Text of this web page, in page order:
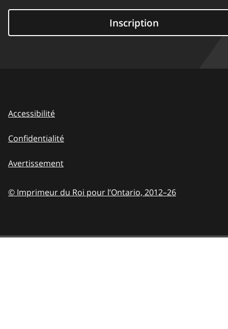
Inscription
Accessibilité
Confidentialité
Avertissement
© Imprimeur du Roi pour l’Ontario, 2012–26